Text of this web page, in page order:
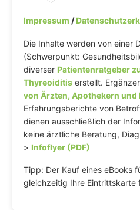
Impressum /
Die Inhalte werden von einer
(Schwerpunkt:
diverser Patientenratgeber
Thyreoiditis erstellt.
von Ärzten, Apothekern und
Erfahrungsberichte von
dienen ausschließlich der
keine ärztliche Beratung,
> Infoflyer (PDF)
Tipp: Der Kauf eines eBooks
gleichzeitig Ihre Eintrittskarte